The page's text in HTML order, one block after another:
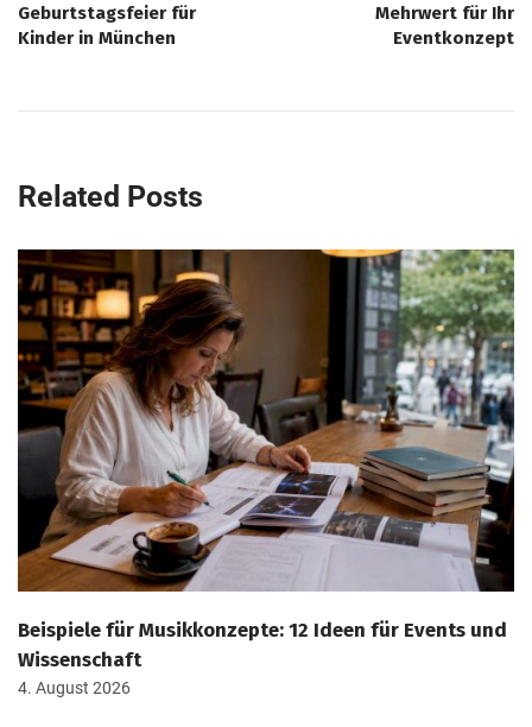
Geburtstagsfeier für
Kinder in München
Mehrwert für Ihr
Eventkonzept
Related Posts
Beispiele für Musikkonzepte: 12 Ideen für Events und
Wissenschaft
4. August 2026